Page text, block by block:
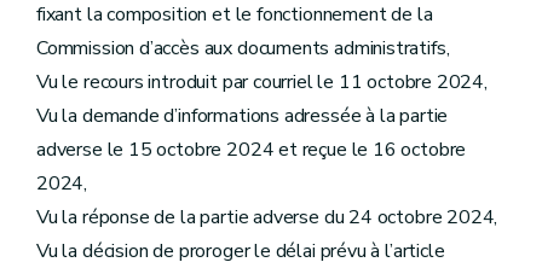
fixant la composition et le fonctionnement de la
Commission d’accès aux documents administratifs,
Vu le recours introduit par courriel le 11 octobre 2024,
Vu la demande d’informations adressée à la partie
adverse le 15 octobre 2024 et reçue le 16 octobre
2024,
Vu la réponse de la partie adverse du 24 octobre 2024,
Vu la décision de proroger le délai prévu à l’article